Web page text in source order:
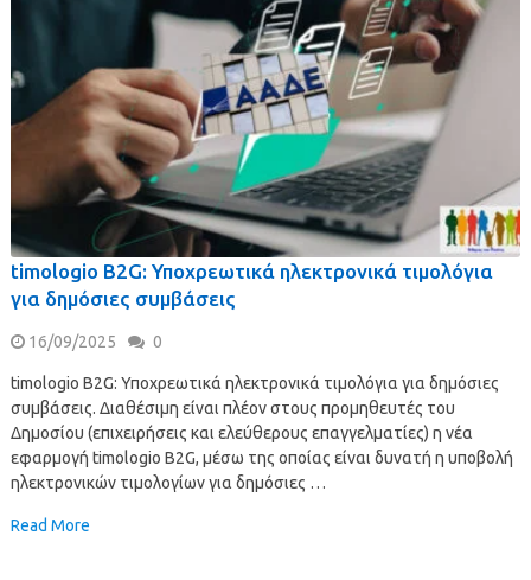
timologio B2G: Υποχρεωτικά ηλεκτρονικά τιμολόγια
για δημόσιες συμβάσεις
16/09/2025 0
timologio B2G: Υποχρεωτικά ηλεκτρονικά τιμολόγια για δημόσιες
συμβάσεις. Διαθέσιμη είναι πλέον στους προμηθευτές του
Δημοσίου (επιχειρήσεις και ελεύθερους επαγγελματίες) η νέα
εφαρμογή timologio B2G, μέσω της οποίας είναι δυνατή η υποβολή
ηλεκτρονικών τιμολογίων για δημόσιες …
Read More